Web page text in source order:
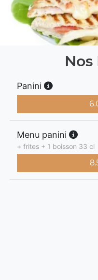
Panini
Menu panini
+ frites + 1 boisson 33 cl